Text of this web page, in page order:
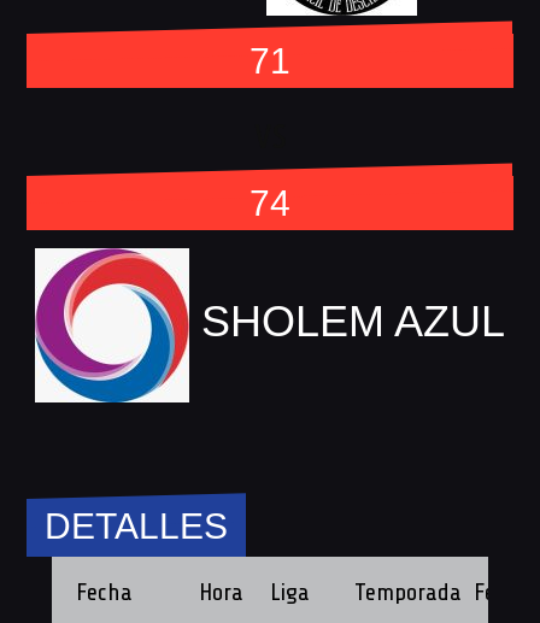
71
74
SHOLEM AZUL
DETALLES
Fecha Hora Liga Temporada Fecha